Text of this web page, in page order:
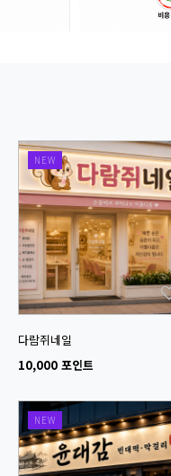
NEW
다람쥐네일
10,000 포인트
NEW